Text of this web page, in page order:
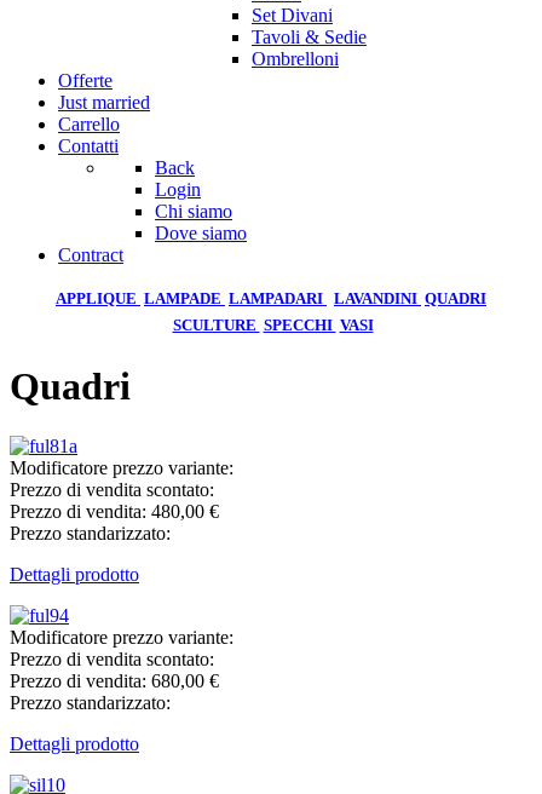
Set Divani
Tavoli & Sedie
Ombrelloni
Offerte
Just married
Carrello
Contatti
Back
Login
Chi siamo
Dove siamo
Contract
APPLIQUE LAMPADE LAMPADARI LAVANDINI QUADRI
SCULTURE SPECCHI VASI
Quadri
Modificatore prezzo variante:
Prezzo di vendita scontato:
Prezzo di vendita: 480,00 €
Prezzo standarizzato:
Dettagli prodotto
Modificatore prezzo variante:
Prezzo di vendita scontato:
Prezzo di vendita: 680,00 €
Prezzo standarizzato:
Dettagli prodotto